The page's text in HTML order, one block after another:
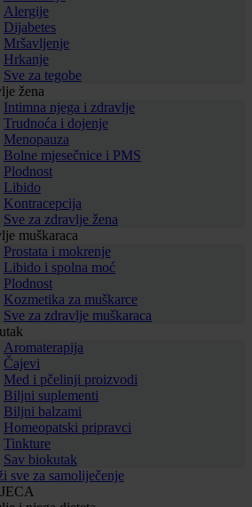
Alergije
Dijabetes
Mršavljenje
Hrkanje
Sve za tegobe
žena
Intimna njega i zdravlje
Trudnoća i dojenje
Menopauza
Bolne mjesečnice i PMS
Plodnost
Libido
Kontracepcija
Sve za zdravlje žena
muškaraca
Prostata i mokrenje
Libido i spolna moć
Plodnost
Kozmetika za muškarce
Sve za zdravlje muškaraca
Aromaterapija
Čajevi
Med i pčelinji proizvodi
Biljni suplementi
Biljni balzami
Homeopatski pripravci
Tinkture
Sav biokutak
sve za samoliječenje